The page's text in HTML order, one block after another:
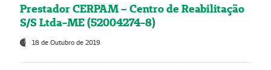
Prestador CERPAM – Centro de Reabilitação
S/S Ltda-ME (52004274-8)
18 de Outubro de 2019